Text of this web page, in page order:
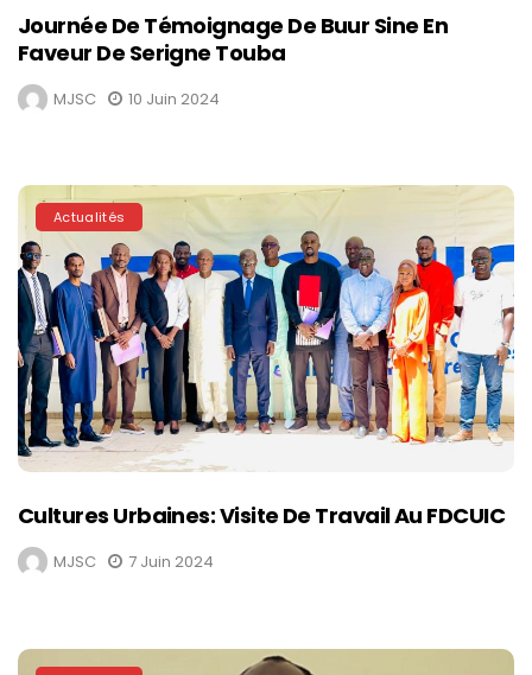
Journée De Témoignage De Buur Sine En
Faveur De Serigne Touba
MJSC 10 Juin 2024
Actualités
Cultures Urbaines: Visite De Travail Au FDCUIC
MJSC 7 Juin 2024